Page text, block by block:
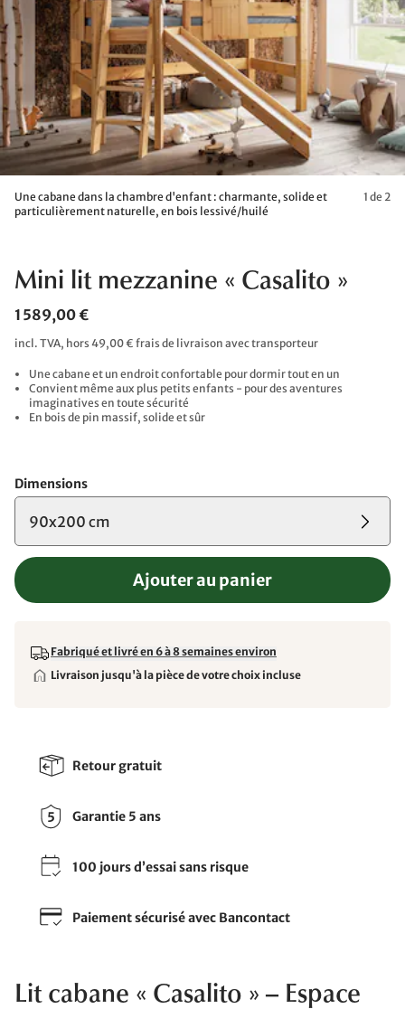
Une cabane dans la chambre d'enfant : charmante, solide et
particulièrement naturelle, en bois lessivé/huilé
1 de 2
Mini lit mezzanine « Casalito »
1 589,00 €
incl. TVA, hors 49,00 € frais de livraison avec transporteur
Une cabane et un endroit confortable pour dormir tout en un
Convient même aux plus petits enfants - pour des aventures
imaginatives en toute sécurité
En bois de pin massif, solide et sûr
Dimensions
90x200 cm
Ajouter au panier
Fabriqué et livré en 6 à 8 semaines environ
Livraison jusqu'à la pièce de votre choix incluse
Retour gratuit
Garantie 5 ans
100 jours d’essai sans risque
Paiement sécurisé avec Bancontact
Lit cabane « Casalito » – Espace